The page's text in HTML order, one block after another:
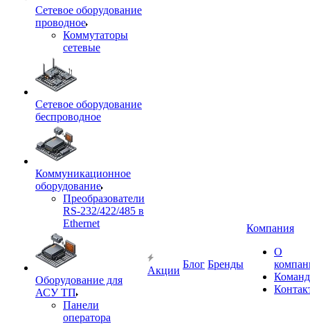
Сетевое оборудование
проводное
Коммутаторы
сетевые
Сетевое оборудование
беспроводное
Коммуникационное
оборудование
Преобразователи
RS-232/422/485 в
Ethernet
Оборудование для
АСУ ТП
Панели
оператора
Акции
Блог Бренды
Компания
О